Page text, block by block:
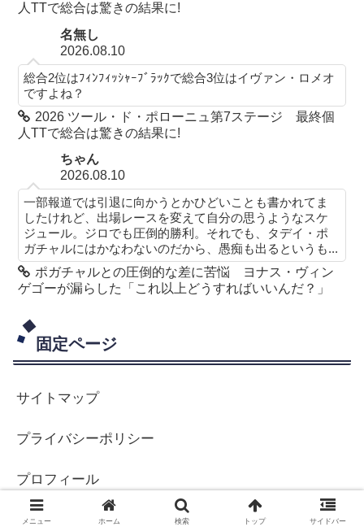
人TTで総合は驚きの結果に!
名無し
2026.08.10
総合2位はﾌｨﾝﾌｨｯｼｬｰﾌﾞﾗｯｸで総合3位はイヴァン・ロメオ
ですよね？
2026 ツール・ド・ポローニュ第7ステージ 最終個
人TTで総合は驚きの結果に!
ちゃん
2026.08.10
一部報道では引退に向かうとかひどいことも書かれてま
したけれど、出場レースを変えて自分の思うようなスケ
ジュール。ジロでも圧倒的勝利。それでも、タデイ・ポ
ガチャルにはかなわないのだから、愚痴も出るというも...
ポガチャルとの圧倒的な差に苦悩 ヨナス・ヴィン
ゲゴーが漏らした「これ以上どうすればいいんだ？」
固定ページ
サイトマップ
プライバシーポリシー
プロフィール
メニュー ホーム 検索 トップ サイドバー